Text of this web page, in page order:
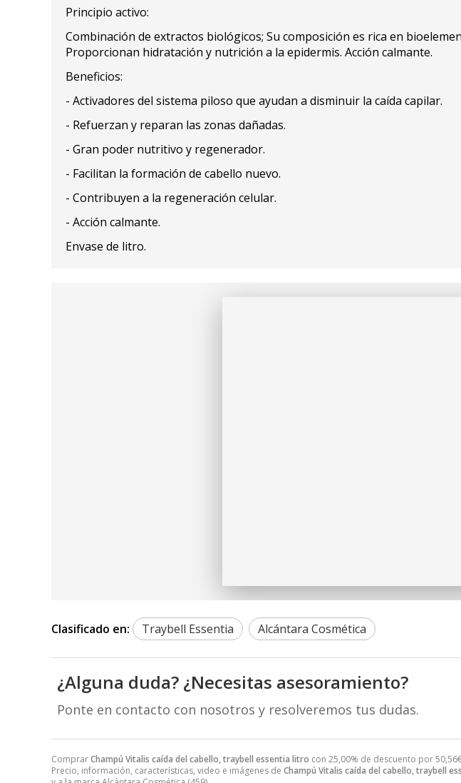
ComprarChampú Vitalis caída del cabello, traybell essentia litro con 25,00% de descuento por50,56
Precio, información, características, video e imágenes de Champú Vitalis caída del cabello, traybell
Principio activo:
Combinación de extractos biológicos; Su composición es rica en
Proporcionan hidratación y nutrición a la epidermis. Acción calmante.
Beneficios:
- Activadores del sistema piloso que ayudan a disminuir la caída capilar.
- Refuerzan y reparan las zonas dañadas.
- Gran poder nutritivo y regenerador.
- Facilitan la formación de cabello nuevo.
- Contribuyen a la regeneración celular.
- Acción calmante.
Envase de litro.
Clasificado en: Traybell Essentia Alcántara Cosmética
¿Alguna duda? ¿Necesitas asesoramiento?
Ponte en contacto con nosotros y resolveremos tus dudas.